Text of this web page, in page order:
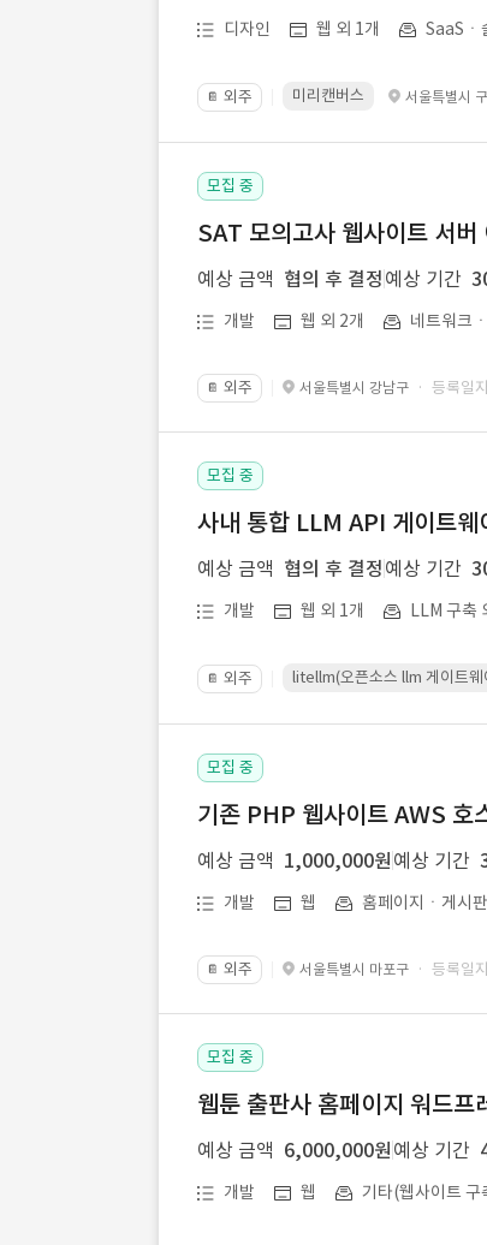
디자인 웹 외 1개 SaaSㆍ
📔 외주 미리캔버스 서울특별시
모집 중
SAT 모의고사 웹사이트 서버
예상 금액 협의 후 결정 예상 기간
개발 웹 외 2개 네트워크
📔 외주 서울특별시 강남구 · 등록일
모집 중
사내 통합 LLM API 게이트웨
예상 금액 협의 후 결정 예상 기간
개발 웹 외 1개 LLM 구축
📔 외주 litellm(오픈소스 llm 게이트웨
모집 중
기존 PHP 웹사이트 AWS 호
예상 금액 1,000,000원 예상 기간
개발 웹 홈페이지ㆍ게시판
📔 외주 서울특별시 마포구 · 등록일
모집 중
웹툰 출판사 홈페이지 워드
예상 금액 6,000,000원 예상 기간
개발 웹 기타(웹사이트 구